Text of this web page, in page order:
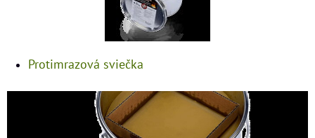
Protimrazová sviečka